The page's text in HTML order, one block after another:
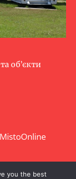
об’єкти
MistoOnline
you the best